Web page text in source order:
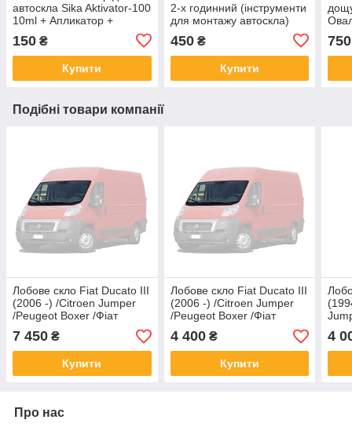
автоскла Sika Aktivator-100
10ml + Апликатор +
150 ₴
Купити
2-х годинний (інструменти
для монтажу автоскла)
450₴
Купити
750
Подібні товари компанії
Лобове скло Fiat Ducato III
(2006 -) /Citroen Jumper
/Peugeot Boxer /Фіат
Дукато III з датчиком кам
7 450 ₴
Купити
Лобове скло Fiat Ducato III
(2006 -) /Citroen Jumper
/Peugeot Boxer /Фіат
Дукато з датчиком дощу
4 400₴
Купити
4
Про нас